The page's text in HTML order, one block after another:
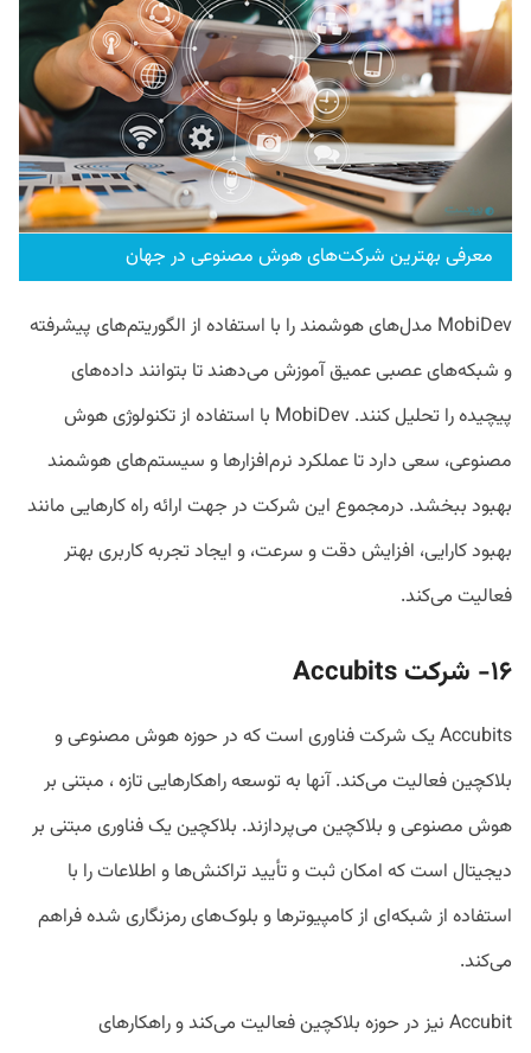
معرفی بهترین شرکت‌های هوش مصنوعی در جهان
MobiDev مدل‌های هوشمند را با استفاده از الگوریتم‌های پیشرفته
و شبکه‌های عصبی عمیق آموزش می‌دهند تا بتوانند داده‌های
پیچیده را تحلیل کنند. MobiDev با استفاده از تکنولوژی هوش
مصنوعی، سعی دارد تا عملکرد نرم‌افزارها و سیستم‌های هوشمند
بهبود ببخشد. درمجموع این شرکت در جهت ارائه راه کارهایی مانند
بهبود کارایی، افزایش دقت و سرعت، و ایجاد تجربه کاربری بهتر
فعالیت می‌کند.
۱۶- شرکت Accubits
Accubits یک شرکت فناوری است که در حوزه هوش مصنوعی و
بلاکچین فعالیت می‌کند. آنها به توسعه راهکارهایی تازه ، مبتنی بر
هوش مصنوعی و بلاکچین می‌پردازند. بلاکچین یک فناوری مبتنی بر
دیجیتال است که امکان ثبت و تأیید تراکنش‌ها و اطلاعات را با
استفاده از شبکه‌ای از کامپیوترها و بلوک‌های رمزنگاری شده فراهم
می‌کند.
Accubit نیز در حوزه بلاکچین فعالیت می‌کند و راهکارهای